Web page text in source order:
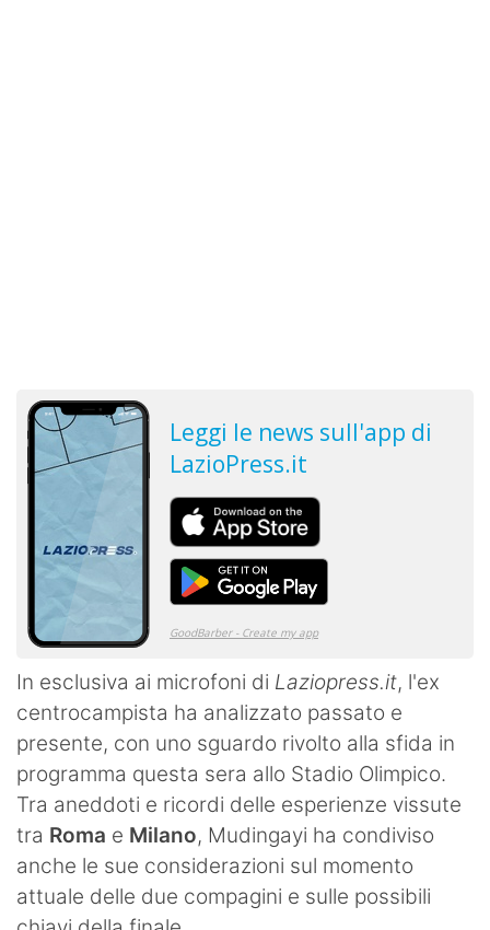
In esclusiva ai microfoni di Laziopress.it, l'ex
centrocampista ha analizzato passato e
presente, con uno sguardo rivolto alla sfida in
programma questa sera allo Stadio Olimpico.
Tra aneddoti e ricordi delle esperienze vissute
tra Roma e Milano, Mudingayi ha condiviso
anche le sue considerazioni sul momento
attuale delle due compagini e sulle possibili